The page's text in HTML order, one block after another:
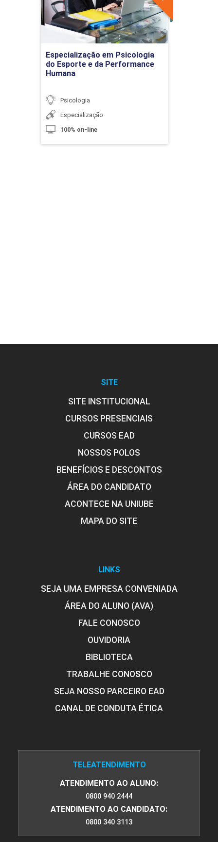
Educação Inclusiva: Fundamentos e
Metodologia
Necessidades Educacionais de
Alunos com Deficiência
10h
Transtorno do Espectro Autista (TEA)
Tecnologia e Educação Inclusiva
10h
Especialização em Psicologia
do Esporte e da Performance
Humana
Psicologia
Especialização
100% on-line
Detalhes do curso
SITE
SITE INSTITUCIONAL
CURSOS PRESENCIAIS
CURSOS EAD
NOSSOS POLOS
BENEFÍCIOS E DESCONTOS
ÁREA DO CANDIDATO
ACONTECE NA UNIUBE
MAPA DO SITE
LINKS
SEJA UMA EMPRESA CONVENIADA
ÁREA DO ALUNO (AVA)
FALE CONOSCO
OUVIDORIA
BIBLIOTECA
TRABALHE CONOSCO
SEJA NOSSO PARCEIRO EAD
CANAL DE CONDUTA ÉTICA
TELEATENDIMENTO
ATENDIMENTO AO ALUNO:
0800 940 2444
ATENDIMENTO AO CANDIDATO:
0800 340 3113